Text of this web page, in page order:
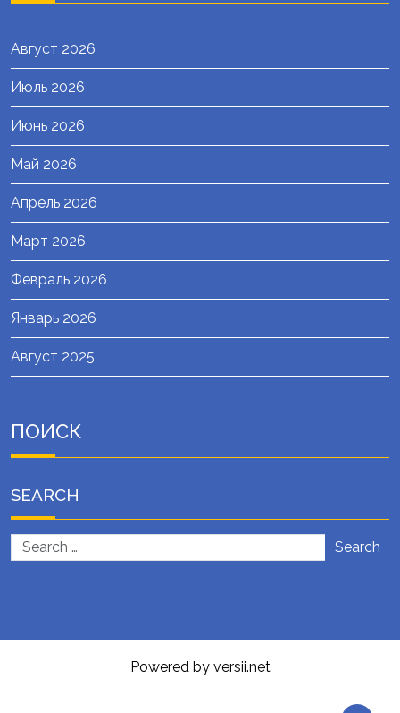
Август 2026
Июль 2026
Июнь 2026
Май 2026
Апрель 2026
Март 2026
Февраль 2026
Январь 2026
Август 2025
ПОИСК
SEARCH
Search
Powered by versii.net